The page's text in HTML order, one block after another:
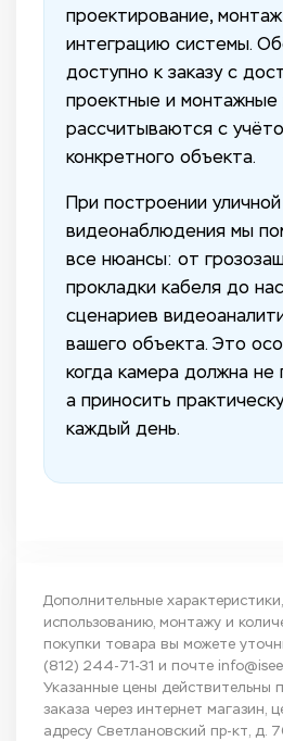
проектирование,
интеграцию системы.
доступно к заказу с
проектные и
рассчитываются с
конкретного объекта.
При построении
видеонаблюдения мы
все нюансы: от
прокладки кабеля до
сценариев
вашего объекта. Это
когда камера должна не
а приносить
каждый день.
Дополнительные
использованию, монтажу и
покупки товара вы можете
(812) 244-71-31 и почте
Указанные цены действительны
заказа через интернет магазин,
адресу Светлановский пр-кт, д.